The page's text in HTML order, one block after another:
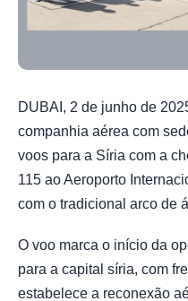
DUBAI, 2 de junho de
companhia aérea com
voos para a Síria com a
115 ao Aeroporto
com o tradicional arco de
O voo marca o início da
para a capital síria, com
estabelece a reconexão